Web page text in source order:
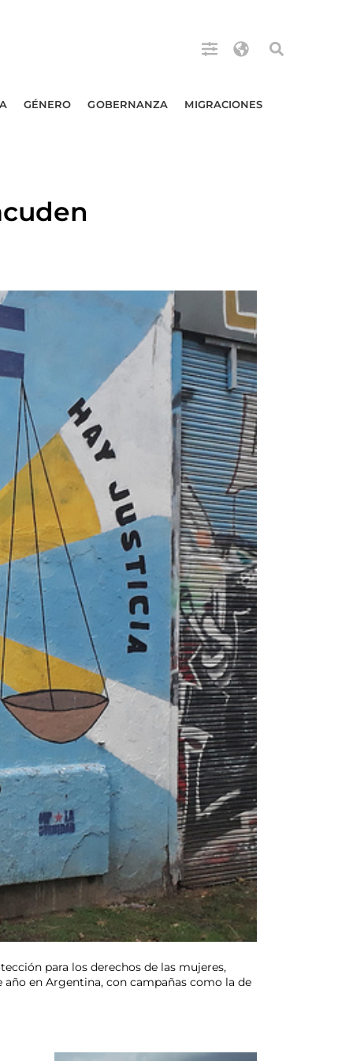
GÉNERO GOBERNANZA MIGRACIONES
para los derechos de las mujeres,
en Argentina, con campañas como la de